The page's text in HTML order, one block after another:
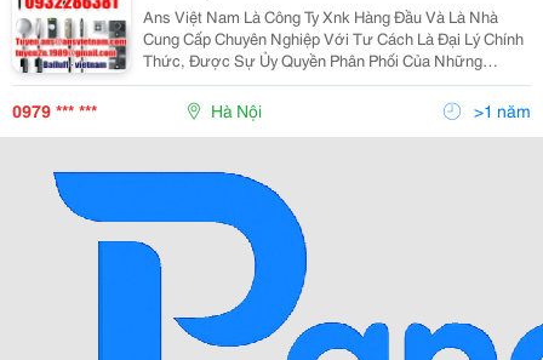
Ans Việt Nam Là Công Ty Xnk Hàng Đầu Và Là Nhà
Cung Cấp Chuyên Nghiệp Với Tư Cách Là Đại Lý Chính
Thức, Được Sự Ủy Quyền Phân Phối Của Những
Thương Hiệu Hàng Đầu Và Uy Tín Trên Khắp Thế Giới
Như: Balluff Vietnam , Baumer Vietnam , Bei Encoder
Vietnam
0979 *** *** Hà Nội >1 năm